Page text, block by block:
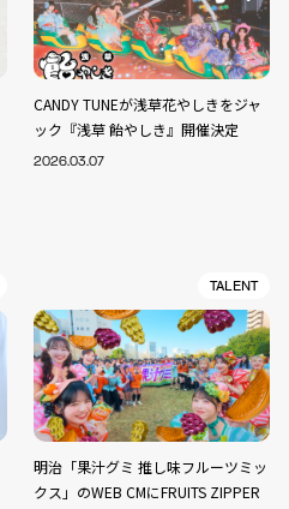
CANDY TUNEが浅草花やしきをジャ
ック『浅草 飴やしき』開催決定
2026.03.07
TALENT
明治「果汁グミ 推し味フルーツミッ
クス」のWEB CMにFRUITS ZIPPER